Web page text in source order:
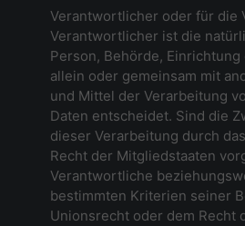
Verantwortlicher oder für die
Verantwortlicher ist die
Person, Behörde,
allein oder gemeinsam mit
und Mittel der Verarbeitung
Daten entscheidet. Sind die
dieser Verarbeitung durch
Recht der Mitgliedstaaten
Verantwortliche
bestimmten Kriterien seiner
Unionsrecht oder dem Recht